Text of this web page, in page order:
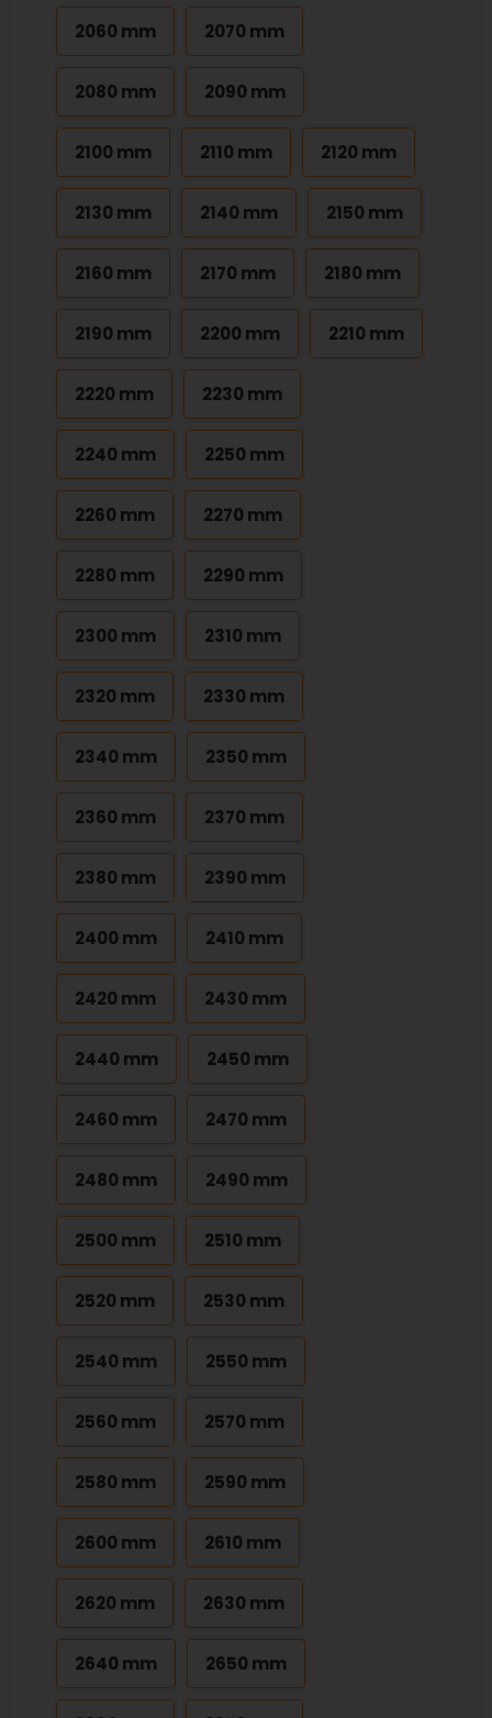
2060 mm 2070 mm
2080 mm 2090 mm
2100 mm 2110 mm 2120 mm
2130 mm 2140 mm 2150 mm
2160 mm 2170 mm 2180 mm
2190 mm 2200 mm 2210 mm
2220 mm 2230 mm
2240 mm 2250 mm
2260 mm 2270 mm
2280 mm 2290 mm
2300 mm 2310 mm
2320 mm 2330 mm
2340 mm 2350 mm
2360 mm 2370 mm
2380 mm 2390 mm
2400 mm 2410 mm
2420 mm 2430 mm
2440 mm 2450 mm
2460 mm 2470 mm
2480 mm 2490 mm
2500 mm 2510 mm
2520 mm 2530 mm
2540 mm 2550 mm
2560 mm 2570 mm
2580 mm 2590 mm
2600 mm 2610 mm
2620 mm 2630 mm
2640 mm 2650 mm